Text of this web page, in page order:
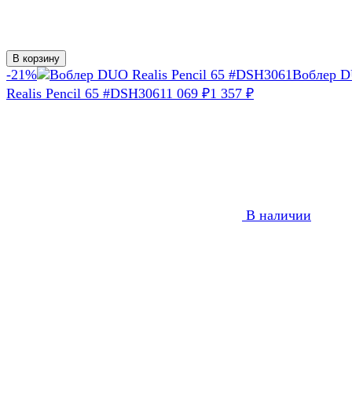
В корзину
-21%
Воблер
Realis Pencil 65 #DSH30611 069 ₽1 357 ₽
В наличии